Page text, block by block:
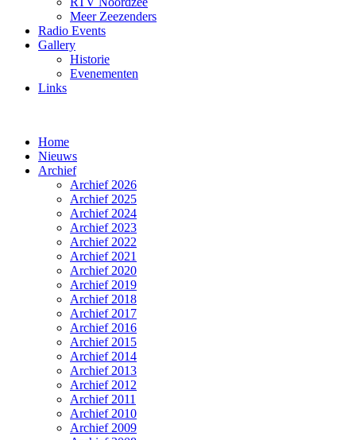
Meer Zeezenders
Radio Events
Gallery
Historie
Evenementen
Links
Home
Nieuws
Archief
Archief 2026
Archief 2025
Archief 2024
Archief 2023
Archief 2022
Archief 2021
Archief 2020
Archief 2019
Archief 2018
Archief 2017
Archief 2016
Archief 2015
Archief 2014
Archief 2013
Archief 2012
Archief 2011
Archief 2010
Archief 2009